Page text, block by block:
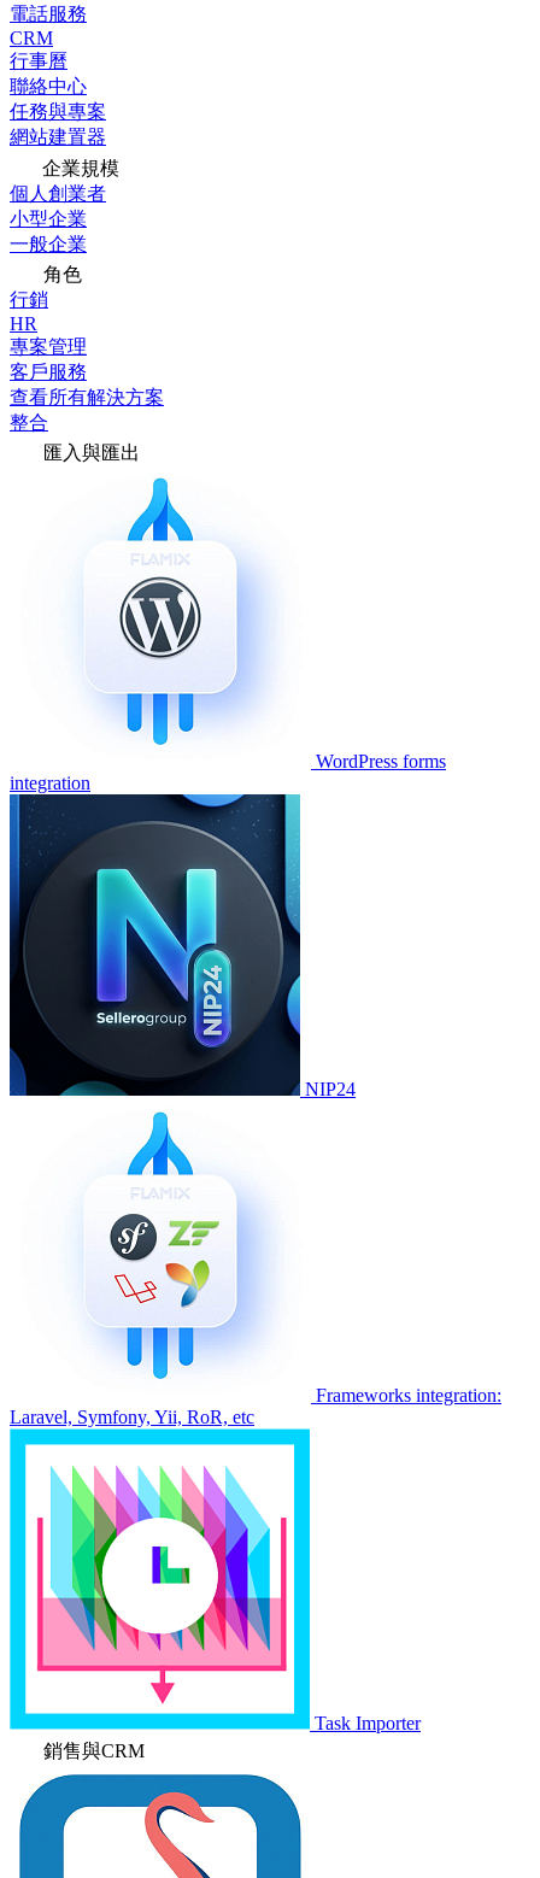
電話服務
CRM
行事曆
聯絡中心
任務與專案
網站建置器
企業規模
個人創業者
小型企業
一般企業
角色
行銷
HR
專案管理
客戶服務
查看所有解決方案
整合
匯入與匯出
WordPress forms
integration
NIP24
Frameworks integration:
Laravel, Symfony, Yii, RoR, etc
Task Importer
銷售與CRM